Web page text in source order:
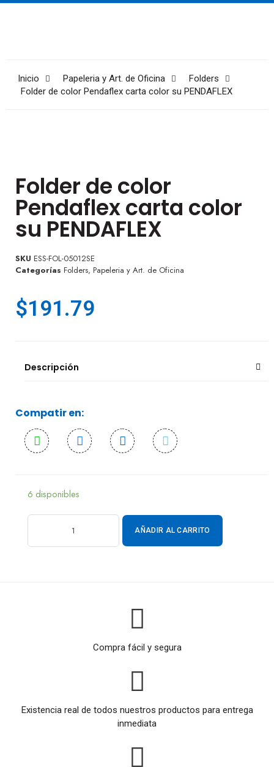
Inicio Papeleria y Art. de Oficina
Folders
Folder de color Pendaflex carta color su PENDAFLEX
Folder de color
Pendaflex carta color
su PENDAFLEX
SKU ESS-FOL-05012SE
Categorías Folders, Papeleria y Art. de Oficina
$191.79
Descripción
Compatir en:
6 disponibles
AÑADIR AL CARRITO
Compra fácil y segura
Existencia real de todos nuestros productos para entrega
inmediata